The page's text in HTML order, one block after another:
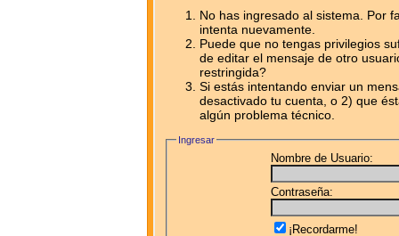
No has ingresado al sistema. Por
intenta nuevamente.
Puede que no tengas privilegios
de editar el mensaje de otro
restringida?
Si estás intentando enviar un
desactivado tu cuenta, o 2) que
algún problema técnico.
Ingresar
Nombre de Usuario:
Contraseña:
¡Recordarme!